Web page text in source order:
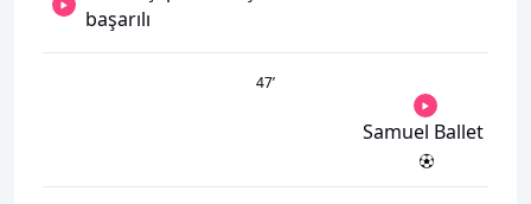
başarılı
47’
Samuel Ballet